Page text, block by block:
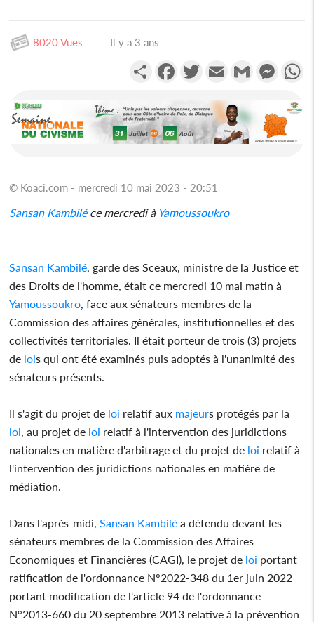
8020 Vues Il y a 3 ans
PartagerFacebookTwitterEmail Gmail
© Koaci.com - mercredi 10 mai 2023 - 20:51
Sansan Kambiléce mercredi à Yamoussoukro
Sansan Kambilé, garde des Sceaux, ministre de la Justice et
des Droits de l'homme, était ce mercredi 10 mai matin à
Yamoussoukro, face aux sénateurs membres de la
Commission des affaires générales, institutionnelles et des
collectivités territoriales. Il était porteur de trois (3) projets
de lois qui ont été examinés puis adoptés à l'unanimité des
sénateurs présents.
Il s'agit du projet de loi relatif aux majeurs protégés par la
loi, au projet de loi relatif à l'intervention des juridictions
nationales en matière d'arbitrage et du projet de loi relatif à
l'intervention des juridictions nationales en matière de
médiation.
Dans l'après-midi,Sansan Kambilé a défendu devant les
sénateurs membres de la Commission des Affaires
Economiques et Financières (CAGI), le projet de loi portant
ratification de l'ordonnance N°2022-348 du 1er juin 2022
portant modification de l'article 94 de l'ordonnance
N°2013-660 du 20 septembre 2013 relative à la prévention